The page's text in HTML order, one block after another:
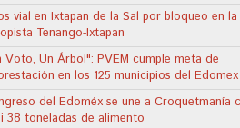
vial en Ixtapan de la Sal por bloqueo en la
Tenango-Ixtapan
Voto, Un Árbol": PVEM cumple meta de
en los 125 municipios del Edomex
del Edoméx se une a Croquetmanía
38 toneladas de alimento